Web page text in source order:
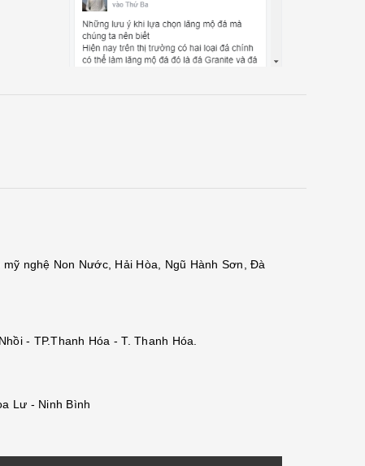
nghệ Non Nước, Hải Hòa, Ngũ Hành Sơn, Đà
- TP.Thanh Hóa - T. Thanh Hóa.
Lư - Ninh Bình